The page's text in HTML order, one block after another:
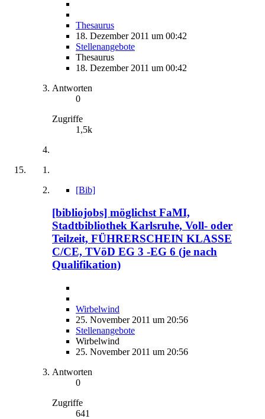
Thesaurus
18. Dezember 2011 um 00:42
Stellenangebote
Thesaurus
18. Dezember 2011 um 00:42
Antworten
0
Zugriffe
1,5k
[Bib]
[bibliojobs] möglichst FaMI,
Stadtbibliothek Karlsruhe, Voll- oder
Teilzeit, FÜHRERSCHEIN KLASSE
C/CE, TVöD EG 3 -EG 6 (je nach
Qualifikation)
Wirbelwind
25. November 2011 um 20:56
Stellenangebote
Wirbelwind
25. November 2011 um 20:56
Antworten
0
Zugriffe
641